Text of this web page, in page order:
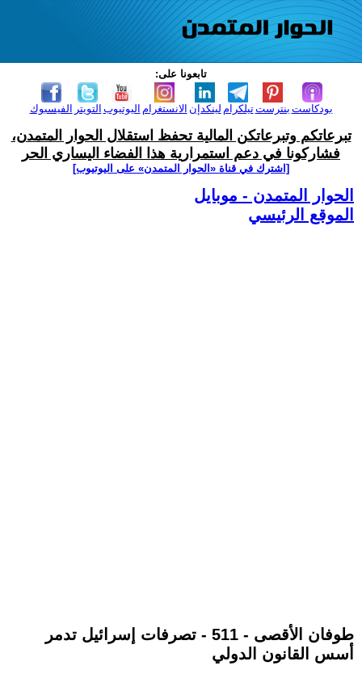
تابعونا على:
الفيسبوك التويتر اليوتيوب الانستغرام لينكدإن تيلكرامبنترست بودكاست
تبرعاتكم وتبرعاتكن المالية تحفظ استقلال الحوار المتمدن،
فشاركونا في دعم استمرارية هذا الفضاء اليساري الحر
[اشترك في قناة ‫«الحوار المتمدن» على اليوتيوب]
الحوار المتمدن - موبايل
الموقع الرئيسي
طوفان الأقصى - 511 - تصرفات إسرائيل تدمر
أسس القانون الدولي